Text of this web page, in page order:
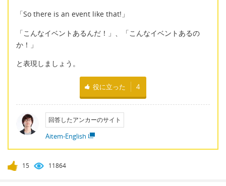
「So there is an event like that!」
「こんなイベントあるんだ！」、「こんなイベントあるの
か！」
と表現しましょう。
役に立った 4
回答したアンカーのサイト
Aitem-English
15 11864